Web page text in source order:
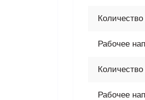
Рабочее
Рабочее